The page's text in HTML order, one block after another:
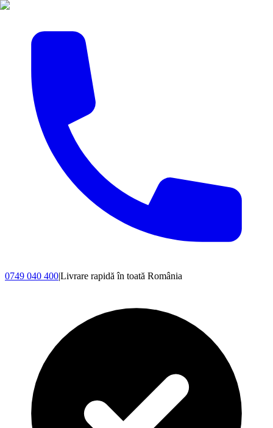
0749 040 400|Livrare rapidă în toată România